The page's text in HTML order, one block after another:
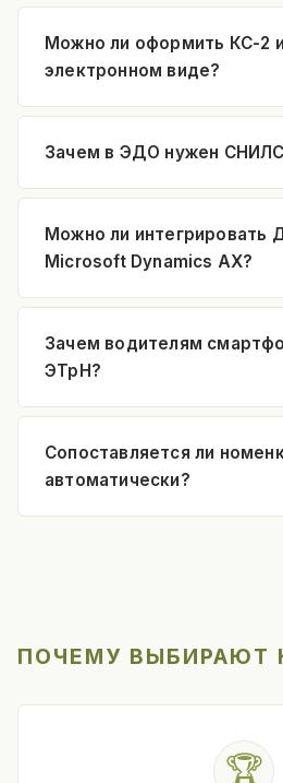
Можно ли оформить КС-2
электронном виде?
Зачем в ЭДО нужен
Можно ли интегрировать
Microsoft Dynamics AX?
Зачем водителям
ЭТрН?
Сопоставляется ли
автоматически?
ПОЧЕМУ ВЫБИРАЮТ
🏆